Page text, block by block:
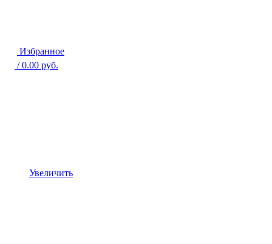
Избранное
/ 0.00 руб.
Увеличить